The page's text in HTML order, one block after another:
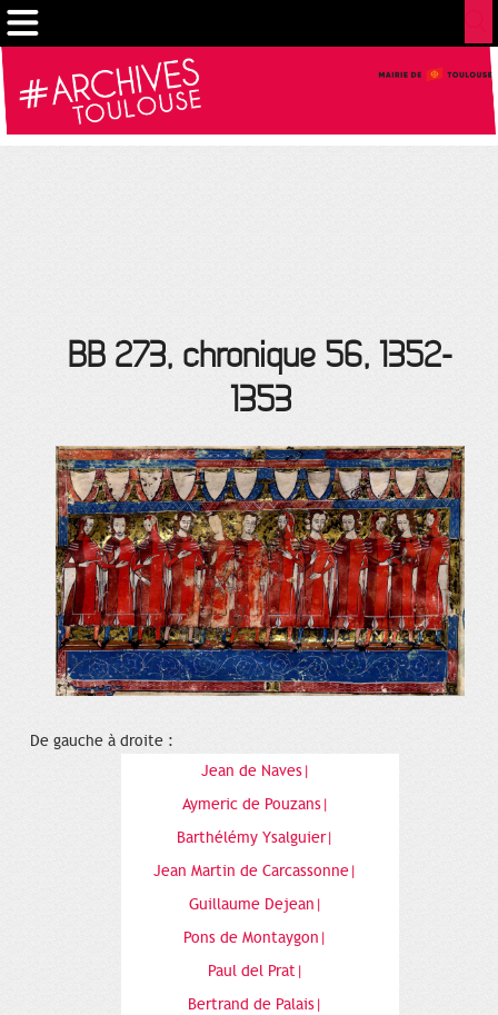
BB 273, chronique 56, 1352-
1353
De gauche à droite :
Jean de Naves|
Aymeric de Pouzans|
Barthélémy Ysalguier|
Jean Martin de Carcassonne|
Guillaume Dejean|
Pons de Montaygon|
Paul del Prat|
Bertrand de Palais|
Gestion de vos préférences sur les cookies